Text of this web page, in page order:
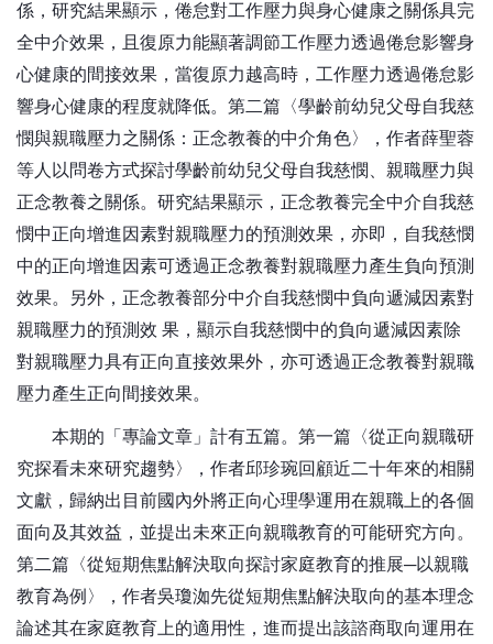
係，研究結果顯示，倦怠對工作壓力與身心健康之關係具完
全中介效果，且復原力能顯著調節工作壓力透過倦怠影響身
心健康的間接效果，當復原力越高時，工作壓力透過倦怠影
響身心健康的程度就降低。第二篇〈學齡前幼兒父母自我慈
憫與親職壓力之關係：正念教養的中介角色〉，作者薛聖蓉
等人以問卷方式探討學齡前幼兒父母自我慈憫、親職壓力與
正念教養之關係。研究結果顯示，正念教養完全中介自我慈
憫中正向增進因素對親職壓力的預測效果，亦即，自我慈憫
中的正向增進因素可透過正念教養對親職壓力產生負向預測
效果。另外，正念教養部分中介自我慈憫中負向遞減因素對
親職壓力的預測效 果，顯示自我慈憫中的負向遞減因素除
對親職壓力具有正向直接效果外，亦可透過正念教養對親職
壓力產生正向間接效果。
本期的「專論文章」計有五篇。第一篇〈從正向親職研
究探看未來研究趨勢〉，作者邱珍琬回顧近二十年來的相關
文獻，歸納出目前國內外將正向心理學運用在親職上的各個
面向及其效益，並提出未來正向親職教育的可能研究方向。
第二篇〈從短期焦點解決取向探討家庭教育的推展─以親職
教育為例〉，作者吳瓊洳先從短期焦點解決取向的基本理念
論述其在家庭教育上的適用性，進而提出該諮商取向運用在